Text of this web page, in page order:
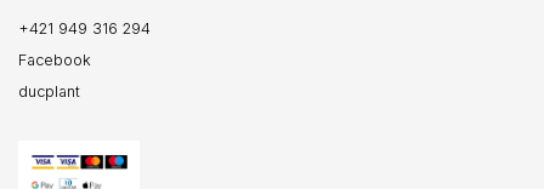
+421 949 316 294
Facebook
ducplant